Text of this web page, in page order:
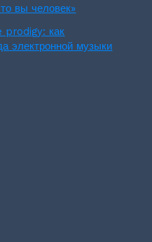
вы человек»
prodigy: как
электронной музыки